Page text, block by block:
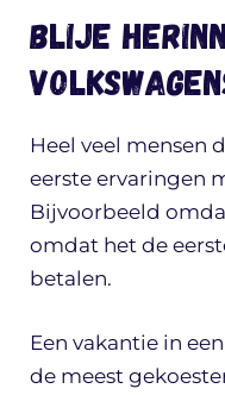
Blije
Heel veel mensen
eerste ervaringen
Bijvoorbeeld
omdat het de
betalen.
Een vakantie in
de meest